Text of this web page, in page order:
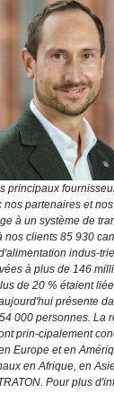
principaux
nos partenaires et
à un système de
nos clients 85 930
indus-
à plus de 146
de 20 % étaient
présente
000 personnes. La
prin-cipalement
Europe et en
en Afrique, en
Pour plus